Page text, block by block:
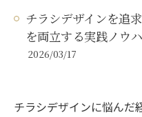
チラシデザインを追
を両立する実践ノウ
2026/03/17
チラシデザインに悩んだ